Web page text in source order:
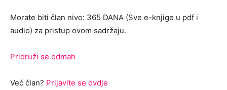
Morate biti član nivo: 365 DANA (Sve e-knjige u pdf i
audio) za pristup ovom sadržaju.
Pridruži se odmah
Već član? Prijavite se ovdje